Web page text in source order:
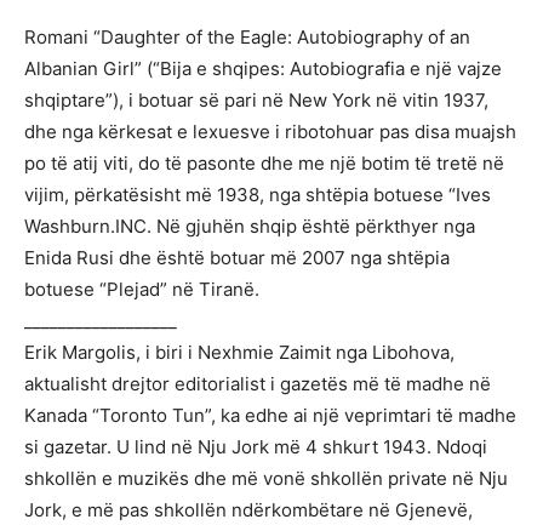
Romani “Daughter of the Eagle: Autobiography of an
Albanian Girl” (“Bija e shqipes: Autobiografia e një vajze
shqiptare”), i botuar së pari në New York në vitin 1937,
dhe nga kërkesat e lexuesve i ribotohuar pas disa muajsh
po të atij viti, do të pasonte dhe me një botim të tretë në
vijim, përkatësisht më 1938, nga shtëpia botuese “Ives
Washburn.INC. Në gjuhën shqip është përkthyer nga
Enida Rusi dhe është botuar më 2007 nga shtëpia
botuese “Plejad” në Tiranë.
Erik Margolis, i biri i Nexhmie Zaimit nga Libohova,
aktualisht drejtor editorialist i gazetës më të madhe në
Kanada “Toronto Tun”, ka edhe ai një veprimtari të madhe
si gazetar. U lind në Nju Jork më 4 shkurt 1943. Ndoqi
shkollën e muzikës dhe më vonë shkollën private në Nju
Jork, e më pas shkollën ndërkombëtare në Gjenevë,